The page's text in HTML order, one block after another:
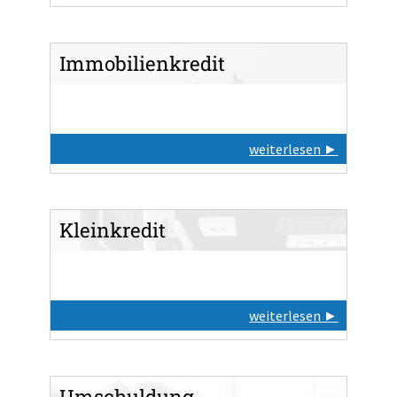
Zum Produkttest
Jetzt SWK Bank-Ratenkredit
Sondertilgung möglich:
Ja
Ratenstundung möglich:
optional möglich
Verlängerter Widerruf:
Nein
Immobilienkredit
weiterlesen ►
Kleinkredit
weiterlesen ►